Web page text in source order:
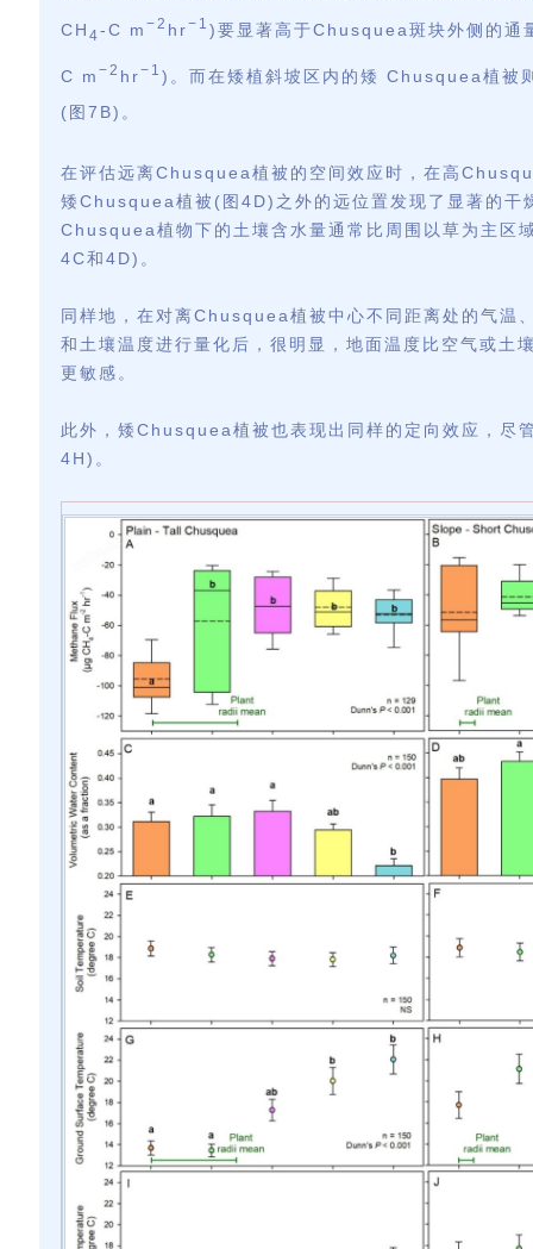
CH 4-C m−2 hr−1)要显著高于Chusquea斑块外侧的
C m−2 hr−1)。而在矮植斜坡区内的矮 Chusquea植被
(图7B)。
在评估远离Chusquea植被的空间效应时，在高
矮Chusquea植被(图4D)之外的远位置发现了显著的干
Chusquea植物下的土壤含水量通常比周围以草为主区
4C和4D)。
同样地，在对离Chusquea植被中心不同距离处的气温
和土壤温度进行量化后，很明显，地面温度比空气或土
更敏感。
此外，矮Chusquea植被也表现出同样的定向效应，尽
4H)。